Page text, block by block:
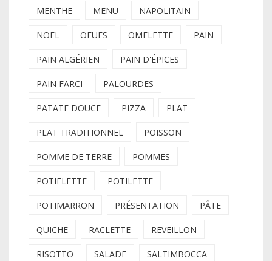
MENTHE MENU NAPOLITAIN
NOEL OEUFS OMELETTE PAIN
PAIN ALGÉRIEN PAIN D'ÉPICES
PAIN FARCI PALOURDES
PATATE DOUCE PIZZA PLAT
PLAT TRADITIONNEL POISSON
POMME DE TERRE POMMES
POTIFLETTE POTILETTE
POTIMARRON PRÉSENTATION PÂTE
QUICHE RACLETTE REVEILLON
RISOTTO SALADE SALTIMBOCCA